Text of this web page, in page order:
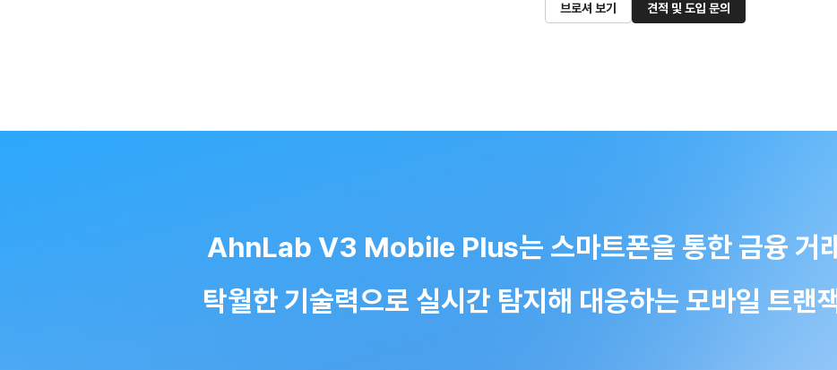
브로셔 보기 견적 및 도입 문의
AhnLab V3 Mobile Plus는 스마트폰을 통한 금융 거
탁월한 기술력으로 실시간 탐지해 대응하는 모바일 트랜